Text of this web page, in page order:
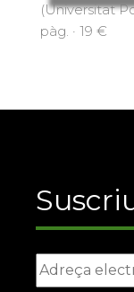
(Universitat
pàg. · 19 €